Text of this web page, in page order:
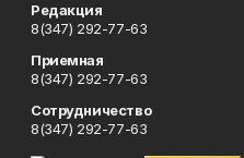
Редакция
8(347) 292-77-63
Приемная
8(347) 292-77-63
Сотрудничество
8(347) 292-77-63